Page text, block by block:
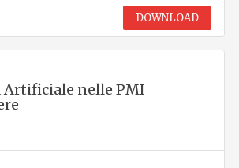
DOWNLOAD
nelle PMI